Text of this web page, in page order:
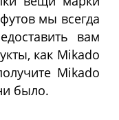
мы всегда
вам
как Mikado
Mikado
было.